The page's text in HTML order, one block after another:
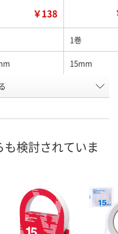
￥138
1巻
15mm
RU83130
日（火）
カゴへ カ
検討されていま